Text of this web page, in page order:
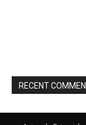
RECENT